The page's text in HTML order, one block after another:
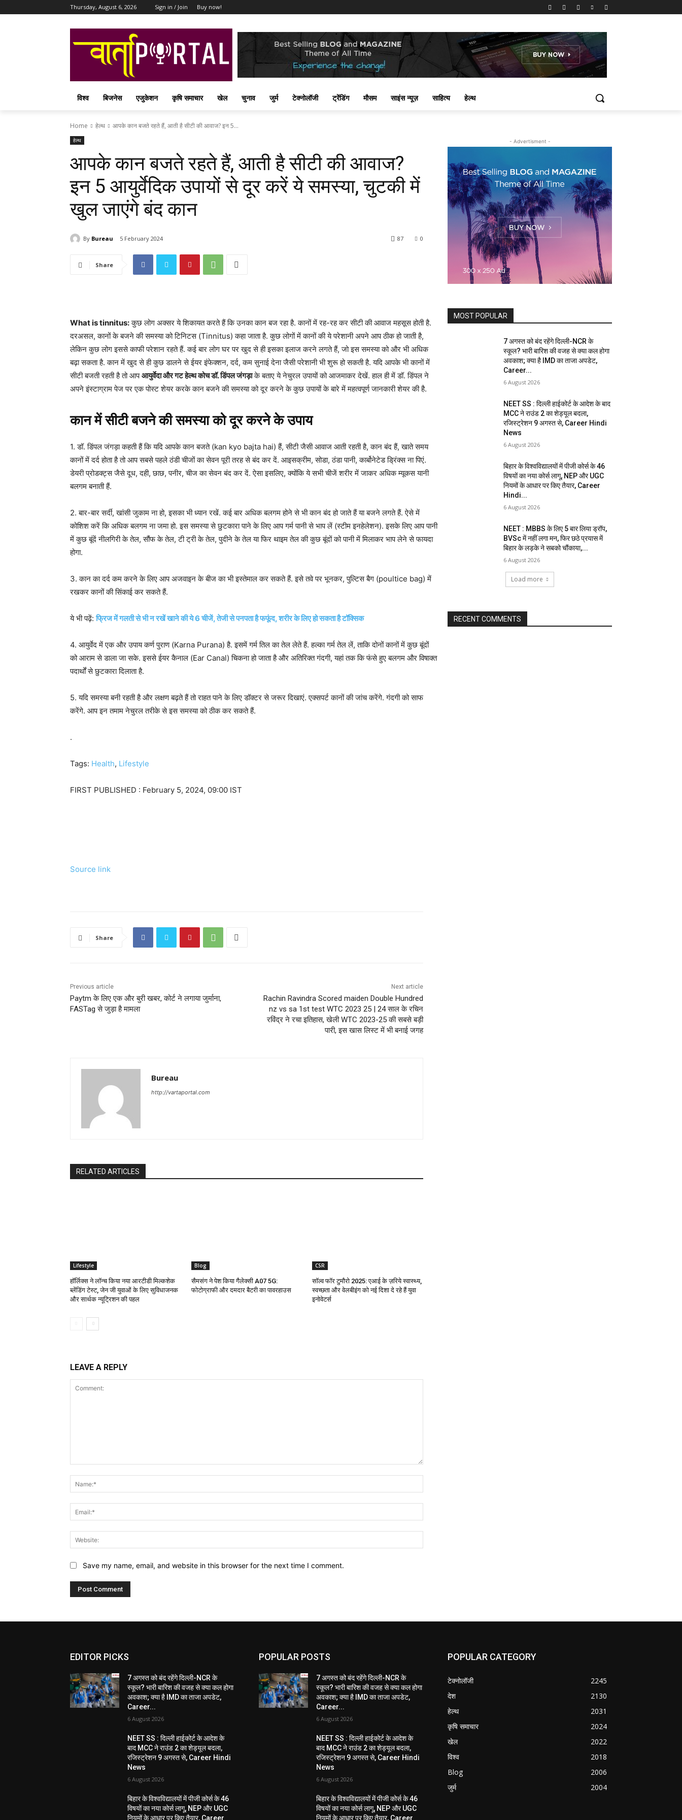
Thursday, August 6, 2026 Sign in / Join Buy now!
विश्व बिजनेस एजुकेशन कृषि समाचार खेल चुनाव जुर्म टेक्नोलॉजी ट्रेंडिंग मौसम साइंस न्यूज़ साहित्य हेल्थ
Home हेल्थ आपके कान बजते रहते हैं, आती है सीटी की आवाज? इन 5...
हेल्थ
आपके कान बजते रहते हैं, आती है सीटी की आवाज?
इन 5 आयुर्वेदिक उपायों से दूर करें ये समस्या, चुटकी में
खुल जाएंगे बंद कान
By Bureau 5 February 2024 0
87
Share
What is tinnitus:कुछ लोग अक्सर ये शिकायत करते हैं कि उनका कान बज रहा है. कानों में रह-रह कर सीटी की आवाज महसूस होती है.
दरअसल, कानों के बजने की समस्या को टिनिटस (Tinnitus) कहा जाता है. कुछ लोगों में कानों की ये परेशानी अपने आप ठीक हो जाती है,
लेकिन कुछ लोग इससे काफी परेशान रहते हैं. कई बार लोग घर पर खुद से ही इसका इलाज करने लगते हैं, जो इस समस्या को और भी अधिक
बढ़ा सकता है. कान में खुद से ही कुछ डालने से ईयर इंफेक्शन, दर्द, कम सुनाई देना जैसी परेशानी भी शुरू हो सकती है. यदि आपके भी कानों में
सीटी बजती रहती है तो आपआयुर्वेदा और गट हेल्थ कोच डॉ. डिंपल जंगड़ाके बताए ये नेचुरल उपायों को आजमाकर देखें. हाल ही में डॉ. डिंपल ने
अपने इंस्टाग्राम पेज पर एक पोस्ट शेयर करके कान बजने की समस्या को दूर करने के कुछ उपायों के बारे में महत्वपूर्ण जानकारी शेयर की है.
कान में सीटी बजने की समस्या को दूर करने के उपाय
1. डॉ. डिंपल जंगड़ा कहती हैं कि यदि आपके कान बजते (kan kyo bajta hai) हैं, सीटी जैसी आवाज आती रहती है, कान बंद हैं, खाते समय
कानों में दर्द होता है तो आप सबसे पहले ठंडी चीजों का सेवन पूरी तरह से बंद कर दें. आइसक्रीम, सोडा, ठंडा पानी, कार्बोनेटेड ड्रिंक्स ना पिएं.
डेयरी प्रोडक्ट्स जैसे दूध, दही, छाछ, पनीर, चीज का सेवन बंद कर दें. ऐसा इसलिए, क्योंकि ये सभी चीजें शरीर में जाकर अधिक म्यूकस यानी
बलगम बनाती हैं.
2. बार-बार सर्दी, खांसी जुकाम ना हो, इसका भी ध्यान रखें. कई बार अधिक बलगम होने से भी कान बंद हो जाते हैं या बजने लगते हैं. ऐसे में
कोशिश करें कि अधिक बलगम ना जमा हो. इस समस्या से छुटकारा पाने के लिए आप गर्म पानी से भाप लें (स्टीम इनहेलेशन). इसके लिए आप पानी
में कुछ बूंदें नीलगिरी के तेल, सौंफ के तेल, टी ट्री के तेल, पुदीने के तेल या फिर थाइम तेल की कुछ बूंदों को पानी में मिलाकर भाप लेने से फायदा
होगा.
3. कान का दर्द कम करने के लिए आप अजवाइन के बीज का भी इस्तेमाल कर सकते हैं. इसे तवे पर भूनकर, पुल्टिस बैग (poultice bag) में
रखकर कानों की सिंकाई कर सकते हैं.
ये भी पढ़ें:फ्रिज में गलती से भी न रखें खाने की ये 6 चीजें, तेजी से पनपता है फफूंद, शरीर के लिए हो सकता है टॉक्सिक
4. आयुर्वेद में एक और उपाय कर्ण पुराण (Karna Purana) है. इसमें गर्म तिल का तेल लेते हैं. हल्का गर्म तेल लें, ताकि दोनों कानों में कुछ बूंदों
को आराम से डाला जा सके. इससे ईयर कैनाल (Ear Canal) चिकना हो जाता है और अतिरिक्त गंदगी, यहां तक ​​कि फंसे हुए बलगम और विषाक्त
पदार्थों से छुटकारा दिलाता है.
5. यदि समस्या बनी रहती है और लक्षण बढ़ते हैं तो राहत पाने के लिए डॉक्टर से जरूर दिखाएं. एक्सपर्ट कानों की जांच करेंगे. गंदगी को साफ
करेंगे. आप इन तमाम नेचुरल तरीके से इस समस्या को ठीक कर सकते हैं.
.
Tags: Health, Lifestyle
FIRST PUBLISHED : February 5, 2024, 09:00 IST
Source link
Share
Previous article
Paytm के लिए एक और बुरी खबर, कोर्ट ने लगाया जुर्माना,
FASTag से जुड़ा है मामला
Next article
Rachin Ravindra Scored maiden Double Hundred
nz vs sa 1st test WTC 2023 25 | 24 साल के रचिन
रविंद्र ने रचा इतिहास, खेली WTC 2023-25 की सबसे बड़ी
पारी, इस खास लिस्ट में भी बनाई जगह
Bureau
http://vartaportal.com
RELATED ARTICLES
Lifestyle
हॉर्लिक्स ने लॉन्च किया नया आरटीडी मिल्कशेक
ब्लेंडिंग टेस्ट, जेन जी युवाओं के लिए सुविधाजनक
और सार्थक न्यूट्रिशन की पहल
Blog
सैमसंग ने पेश किया गैलेक्सी A07 5G:
फोटोग्राफी और दमदार बैटरी का पावरहाउस
CSR
सॉल्व फॉर टुमौरो 2025: एआई के ज़रिये स्वास्थ्य,
स्वच्छता और वेलबीइंग को नई दिशा दे रहे हैं युवा
इनोवेटर्स
LEAVE A REPLY
Save my name, email, and website in this browser for the next time I comment.
- Advertisment -
MOST POPULAR
7 अगस्त को बंद रहेंगे दिल्ली-NCR के
स्कूल? भारी बारिश की वजह से क्या कल होगा
अवकाश; क्या है IMD का ताजा अपडेट,
Career...
6 August 2026
NEET SS : दिल्ली हाईकोर्ट के आदेश के बाद
MCC ने राउंड 2 का शेड्यूल बदला,
रजिस्ट्रेशन 9 अगस्त से, Career Hindi
News
6 August 2026
बिहार के विश्वविद्यालयों में पीजी कोर्स के 46
विषयों का नया कोर्स लागू, NEP और UGC
नियमों के आधार पर किए तैयार, Career
Hindi...
6 August 2026
NEET : MBBS के लिए 5 बार लिया ड्रॉप,
BVSc में नहीं लगा मन, फिर छठे प्रयास में
बिहार के लड़के ने सबको चौंकाया,...
6 August 2026
Load more
RECENT COMMENTS
EDITOR PICKS
7 अगस्त को बंद रहेंगे दिल्ली-NCR के
स्कूल? भारी बारिश की वजह से क्या कल होगा
अवकाश; क्या है IMD का ताजा अपडेट,
Career...
6 August 2026
NEET SS : दिल्ली हाईकोर्ट के आदेश के
बाद MCC ने राउंड 2 का शेड्यूल बदला,
रजिस्ट्रेशन 9 अगस्त से, Career Hindi
News
6 August 2026
बिहार के विश्वविद्यालयों में पीजी कोर्स के 46
विषयों का नया कोर्स लागू, NEP और UGC
नियमों के आधार पर किए तैयार, Career
POPULAR POSTS
7 अगस्त को बंद रहेंगे दिल्ली-NCR के
स्कूल? भारी बारिश की वजह से क्या कल होगा
अवकाश; क्या है IMD का ताजा अपडेट,
Career...
6 August 2026
NEET SS : दिल्ली हाईकोर्ट के आदेश के
बाद MCC ने राउंड 2 का शेड्यूल बदला,
रजिस्ट्रेशन 9 अगस्त से, Career Hindi
News
6 August 2026
बिहार के विश्वविद्यालयों में पीजी कोर्स के 46
विषयों का नया कोर्स लागू, NEP और UGC
नियमों के आधार पर किए तैयार, Career
POPULAR CATEGORY
टेक्नोलॉजी
2245
देश
2130
हेल्थ
2031
कृषि समाचार
2024
खेल
2022
विश्व
2018
Blog
2006
जुर्म
2004